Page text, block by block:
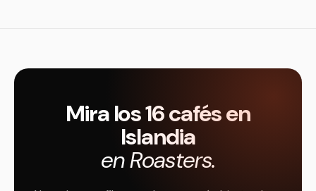
Mira los 16 cafés en
Islandia
en Roasters.